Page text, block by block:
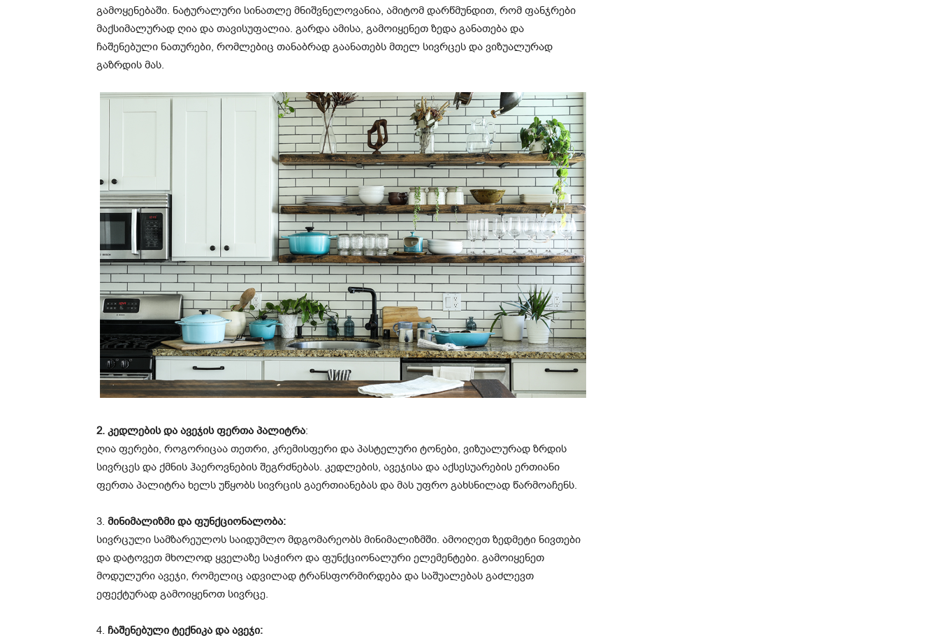
გამოყენებაში. ნატურალური სინათლე მნიშვნელოვანია, ამიტომ დარწმუნდით, რომ ფანჯრები
მაქსიმალურად ღია და თავისუფალია. გარდა ამისა, გამოიყენეთ ზედა განათება და
ჩაშენებული ნათურები, რომლებიც თანაბრად გაანათებს მთელ სივრცეს და ვიზუალურად
გაზრდის მას.
2. კედლების და ავეჯის ფერთა პალიტრა:
ღია ფერები, როგორიცაა თეთრი, კრემისფერი და პასტელური ტონები, ვიზუალურად ზრდის
სივრცეს და ქმნის ჰაეროვნების შეგრძნებას. კედლების, ავეჯისა და აქსესუარების ერთიანი
ფერთა პალიტრა ხელს უწყობს სივრცის გაერთიანებას და მას უფრო გახსნილად წარმოაჩენს.
3. მინიმალიზმი და ფუნქციონალობა:
სივრცული სამზარეულოს საიდუმლო მდგომარეობს მინიმალიზმში. ამოიღეთ ზედმეტი ნივთები
და დატოვეთ მხოლოდ ყველაზე საჭირო და ფუნქციონალური ელემენტები. გამოიყენეთ
მოდულური ავეჯი, რომელიც ადვილად ტრანსფორმირდება და საშუალებას გაძლევთ
ეფექტურად გამოიყენოთ სივრცე.
4. ჩაშენებული ტექნიკა და ავეჯი: